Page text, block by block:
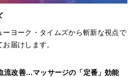
ヨーク・タイムズから斬新な視点で
届けします。
流改善…マッサージの「定番」効能